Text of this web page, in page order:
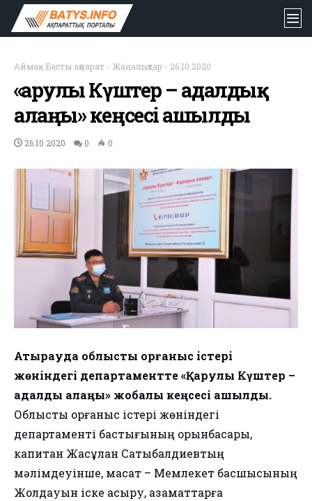
Аймақ- Басты ақпарат - Жаңалықтар - 26.10.2020
«Қарулы Күштер – адалдық
алаңы» кеңсесі ашылды
26.10.2020 0 0
Атырауда облыстық қорғаныс істері
жөніндегі департаментте «Қарулы Күштер –
адалдық алаңы» жобалық кеңсесі ашылды.
Облыстық қорғаныс істері жөніндегі
департаменті бастығының орынбасары,
капитан Жасұлан Сатыбалдиевтың
мәлімдеуінше, мақсат – Мемлекет басшысының
Жолдауын іске асыру, азаматтарға